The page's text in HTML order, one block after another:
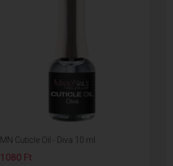
MN Cuticle Oil - Diva 10 ml
1080 Ft